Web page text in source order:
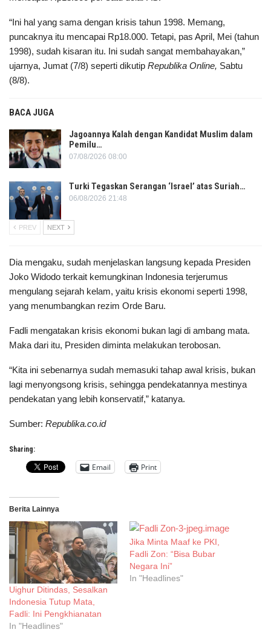
“Ini hal yang sama dengan krisis tahun 1998. Memang,
puncaknya itu mencapai Rp18.000. Tetapi, pas April, Mei (tahun
1998), sudah kisaran itu. Ini sudah sangat membahayakan,”
ujarnya, Jumat (7/8) seperti dikutip Republika Online, Sabtu
(8/8).
BACA JUGA
Jagoannya Kalah dengan Kandidat Muslim dalam
Pemilu…
07/08/2026 08:00
Turki Tegaskan Serangan ‘Israel’ atas Suriah…
06/08/2026 21:48
PREV NEXT
Dia mengaku, sudah menjelaskan langsung kepada Presiden
Joko Widodo terkait kemungkinan Indonesia terjerumus
mengulang sejarah kelam, yaitu krisis ekonomi seperti 1998,
yang menumbangkan rezim Orde Baru.
Fadli mengatakan krisis ekonomi bukan lagi di ambang mata.
Maka dari itu, Presiden diminta melakukan terobosan.
“Kita ini sebenarnya sudah memasuki tahap awal krisis, bukan
lagi menyongsong krisis, sehingga pendekatannya mestinya
pendekatan yang lebih konservatif,” katanya.
Sumber: Republika.co.id
Sharing:
Email Print
Berita Lainnya
Uighur Ditindas, Sesalkan
Indonesia Tutup Mata,
Fadli: Ini Pengkhianatan
In "Headlines"
Jika Minta Maaf ke PKI,
Fadli Zon: “Bisa Bubar
Negara Ini”
In "Headlines"